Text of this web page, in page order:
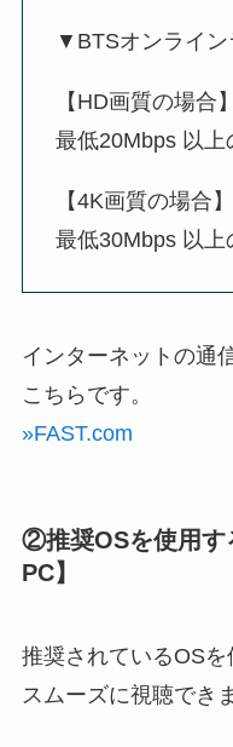
▼BTSオンライン
【HD画質の場合】
最低20Mbps 以
【4K画質の場合】
最低30Mbps 以
インターネットの通
こちらです。
»FAST.com
②推奨OSを使用す
PC】
推奨されているOS
スムーズに視聴でき